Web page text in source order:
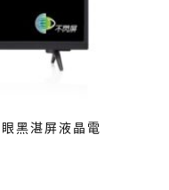
黑湛屏液晶電